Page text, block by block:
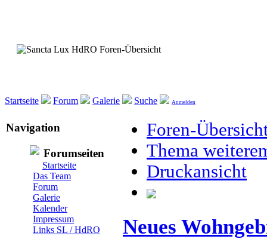
Startseite Forum Galerie Suche Anmelden
Navigation
Forumseiten
Startseite
Das Team
Forum
Galerie
Kalender
Impressum
Links SL / HdRO
Foren-
Thema
Druckansicht
Neues